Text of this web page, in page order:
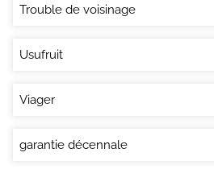
Trouble de voisinage
Usufruit
Viager
garantie décennale